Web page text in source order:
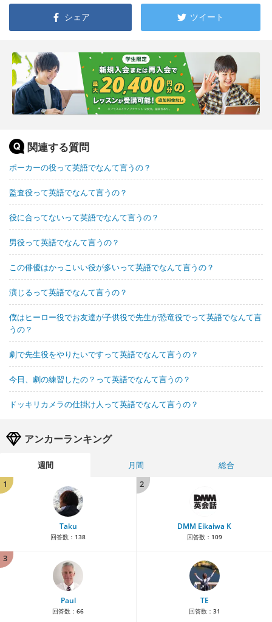
シェア ツイート
関連する質問
ポーカーの役って英語でなんて言うの？
監査役って英語でなんて言うの？
役に合ってないって英語でなんて言うの？
男役って英語でなんて言うの？
この俳優はかっこいい役が多いって英語でなんて言うの？
演じるって英語でなんて言うの？
僕はヒーロー役でお友達が子供役で先生が恐竜役でって英語でなんて言
うの？
劇で先生役をやりたいですって英語でなんて言うの？
今日、劇の練習したの？って英語でなんて言うの？
ドッキリカメラの仕掛け人って英語でなんて言うの？
アンカーランキング
週間 月間
総合
1
Taku
回答数： 138
2
DMM Eikaiwa K
回答数： 109
3
Paul
回答数： 66
TE
回答数： 31